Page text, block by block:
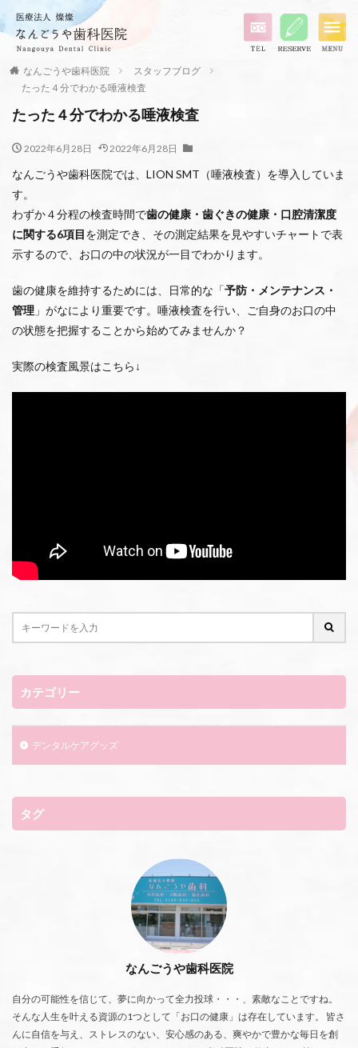
なんごうや歯科医院
スタッフブログ
たった４分でわかる唾液検査
たった４分でわかる唾液検査
2022年6月28日 2022年6月28日
なんごうや歯科医院では、LION SMT（唾液検査）を導入していま
す。
わずか４分程の検査時間で歯の健康・歯ぐきの健康・口腔清潔度
に関する6項目を測定でき、その測定結果を見やすいチャートで表
示するので、お口の中の状況が一目でわかります。
歯の健康を維持するためには、日常的な「予防・メンテナンス・
管理 」がなにより重要です。唾液検査を行い、ご自身のお口の中
の状態を把握することから始めてみませんか？
実際の検査風景はこちら↓
カテゴリー
デンタルケアグッズ
タグ
なんごうや歯科医院
自分の可能性を信じて、夢に向かって全力投球・・・、素敵なことですね。
そんな人生を叶える資源の1つとして「お口の健康」は存在しています。 皆さ
んに自信を与え、ストレスのない、安心感のある、爽やかで豊かな毎日を創